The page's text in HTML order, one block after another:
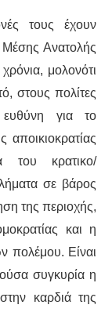
τους έχουν
Μέσης Ανατολής
μολονότι
στους πολίτες
για το
κρατικο/
σε βάρος
της περιοχής,
και η
πολέμου. Είναι
συγκυρία η
καρδιά της